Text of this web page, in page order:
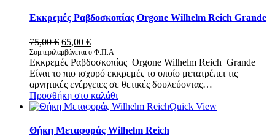
Εκκρεμές Ραβδοσκοπίας Οrgone Wilhelm Reich Grande
75,00€ Original
price
was:
75,00 €.
65,00 €Η
τρέχουσα
τιμή
είναι:
65,00 €.
Συμπεριλαμβάνεται ο Φ.Π.Α
Εκκρεμές Ραβδοσκοπίας Οrgone Wilhelm Reich Grande
Είναι το πιο ισχυρό εκκρεμές το οποίο μετατρέπει τις
αρνητικές ενέργειες σε θετικές δουλεύοντας…
Προσθήκη στο καλάθι
Quick View
Θήκη Μεταφοράς Wilhelm Reich